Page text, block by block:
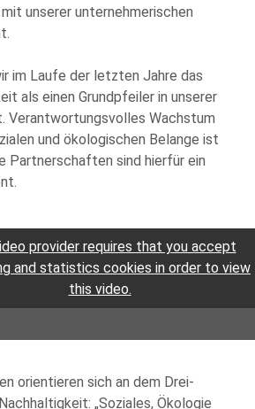
unserer unternehmerischen
im Laufe der letzten Jahre das
als einen Grundpfeiler in unserer
Verantwortungsvolles Wachstum
und ökologischen Belange ist
Partnerschaften sind hierfür ein
provider requires that you accept
and statistics cookies in order to view
this video.
orientieren sich an dem Drei-
„Soziales, Ökologie